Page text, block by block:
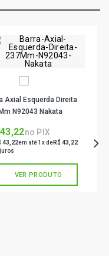
Axial Esquerda Direita
N92043 Nakata
no PIX
43,22em até 1x deR$ 43,22
VER PRODUTO